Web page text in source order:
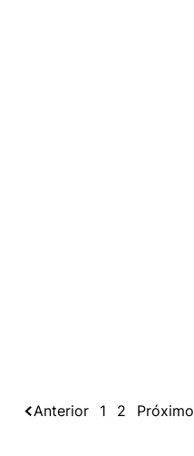
Anterior 1 2 Próximo